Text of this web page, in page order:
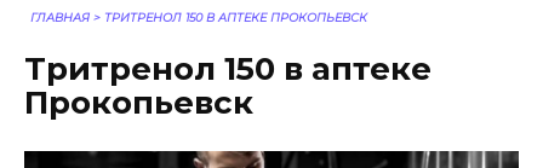
ГЛАВНАЯ > ТРИТРЕНОЛ 150 В АПТЕКЕ ПРОКОПЬЕВСК
Тритренол 150 в аптеке
Прокопьевск